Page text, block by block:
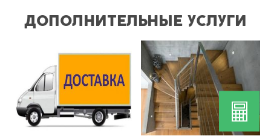
ДОПОЛНИТЕЛЬНЫЕ УСЛУГИ